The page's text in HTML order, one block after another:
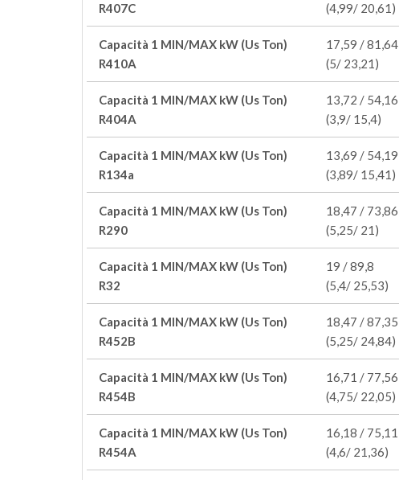
R407C
(4,99/ 20,61)
Capacità 1 MIN/MAX kW (Us Ton)
R410A
17,59 / 81,64
(5/ 23,21)
Capacità 1 MIN/MAX kW (Us Ton)
R404A
13,72 / 54,16
(3,9/ 15,4)
Capacità 1 MIN/MAX kW (Us Ton)
R134a
13,69 / 54,19
(3,89/ 15,41)
Capacità 1 MIN/MAX kW (Us Ton)
R290
18,47 / 73,86
(5,25/ 21)
Capacità 1 MIN/MAX kW (Us Ton)
R32
19 / 89,8
(5,4/ 25,53)
Capacità 1 MIN/MAX kW (Us Ton)
R452B
18,47 / 87,35
(5,25/ 24,84)
Capacità 1 MIN/MAX kW (Us Ton)
R454B
16,71 / 77,56
(4,75/ 22,05)
Capacità 1 MIN/MAX kW (Us Ton)
R454A
16,18 / 75,11
(4,6/ 21,36)